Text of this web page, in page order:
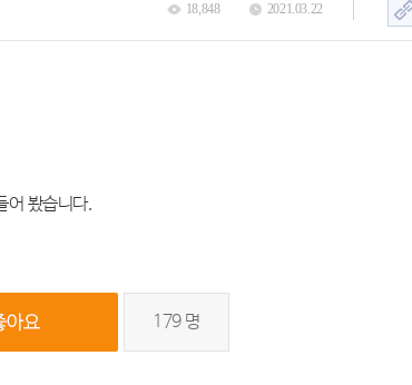
18,848 2021.03.22
어 봤습니다.
179명